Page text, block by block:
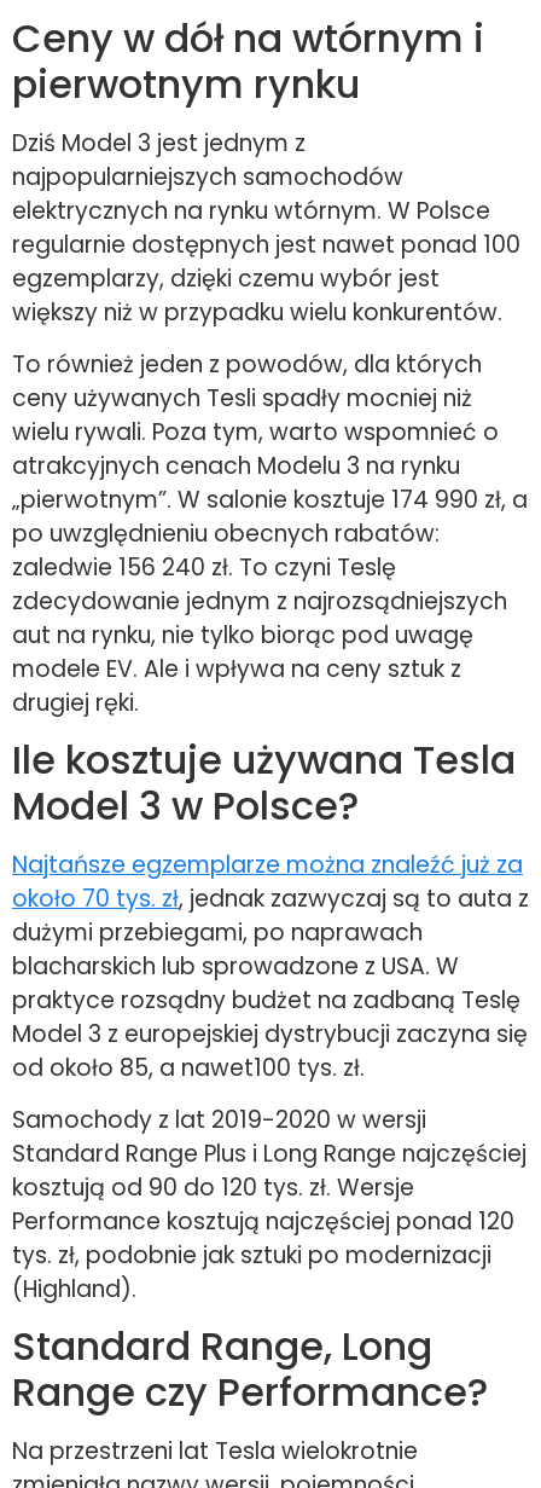
Ceny w dół na wtórnym i
pierwotnym rynku
Dziś Model 3 jest jednym z
najpopularniejszych samochodów
elektrycznych na rynku wtórnym. W Polsce
regularnie dostępnych jest nawet ponad 100
egzemplarzy, dzięki czemu wybór jest
większy niż w przypadku wielu konkurentów.
To również jeden z powodów, dla których
ceny używanych Tesli spadły mocniej niż
wielu rywali. Poza tym, warto wspomnieć o
atrakcyjnych cenach Modelu 3 na rynku
„pierwotnym”. W salonie kosztuje 174 990 zł, a
po uwzględnieniu obecnych rabatów:
zaledwie 156 240 zł. To czyni Teslę
zdecydowanie jednym z najrozsądniejszych
aut na rynku, nie tylko biorąc pod uwagę
modele EV. Ale i wpływa na ceny sztuk z
drugiej ręki.
Ile kosztuje używana Tesla
Model 3 w Polsce?
Najtańsze egzemplarze można znaleźć już za
około 70 tys. zł, jednak zazwyczaj są to auta z
dużymi przebiegami, po naprawach
blacharskich lub sprowadzone z USA. W
praktyce rozsądny budżet na zadbaną Teslę
Model 3 z europejskiej dystrybucji zaczyna się
od około 85, a nawet100 tys. zł.
Samochody z lat 2019-2020 w wersji
Standard Range Plus i Long Range najczęściej
kosztują od 90 do 120 tys. zł. Wersje
Performance kosztują najczęściej ponad 120
tys. zł, podobnie jak sztuki po modernizacji
(Highland).
Standard Range, Long
Range czy Performance?
Na przestrzeni lat Tesla wielokrotnie